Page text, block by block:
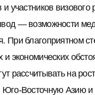
и участников визового
— возможности
При благоприятном
и экономических
рассчитывать на
Юго-Восточную Азию и